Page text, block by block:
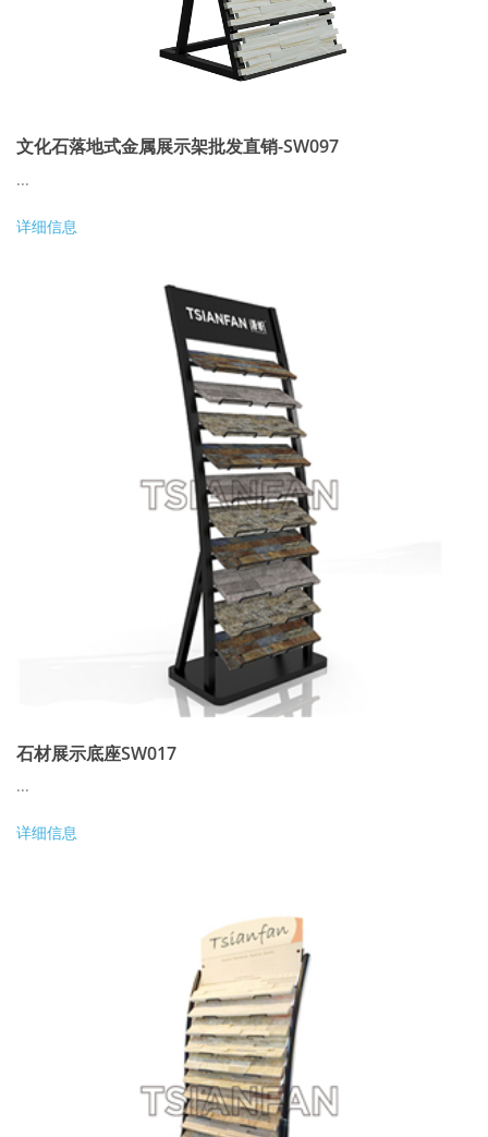
文化石落地式金属展示架批发直销-SW097
...
详细信息
石材展示底座SW017
...
详细信息